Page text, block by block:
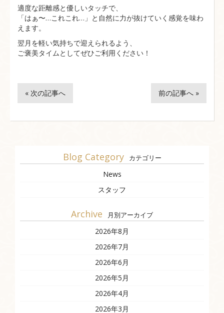
適度な距離感と優しいタッチで、
「はぁ〜…これこれ…」と自然に力が抜けていく感覚を味わ
えます。
翌月を軽い気持ちで迎えられるよう、
ご褒美タイムとしてぜひご利用ください！
« 次の記事へ 前の記事へ »
Blog Category カテゴリー
News
スタッフ
Archive 月別アーカイブ
2026年8月
2026年7月
2026年6月
2026年5月
2026年4月
2026年3月